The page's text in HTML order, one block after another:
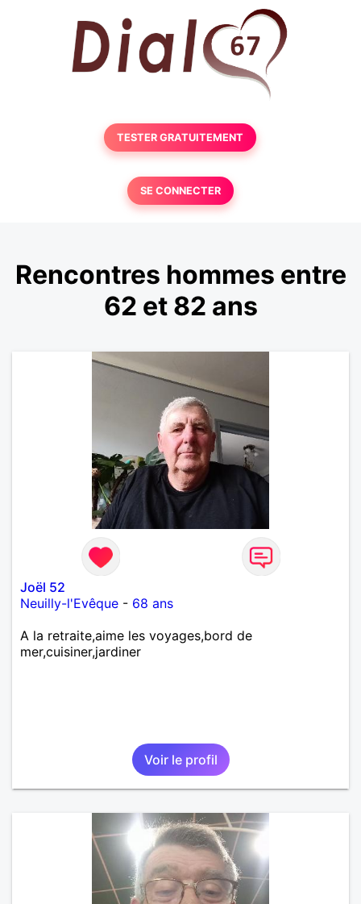
TESTER GRATUITEMENT
SE CONNECTER
Rencontres hommes entre
62 et 82 ans
Joël 52
Neuilly-l'Evêque - 68 ans
A la retraite,aime les voyages,bord de
mer,cuisiner,jardiner
Voir le profil